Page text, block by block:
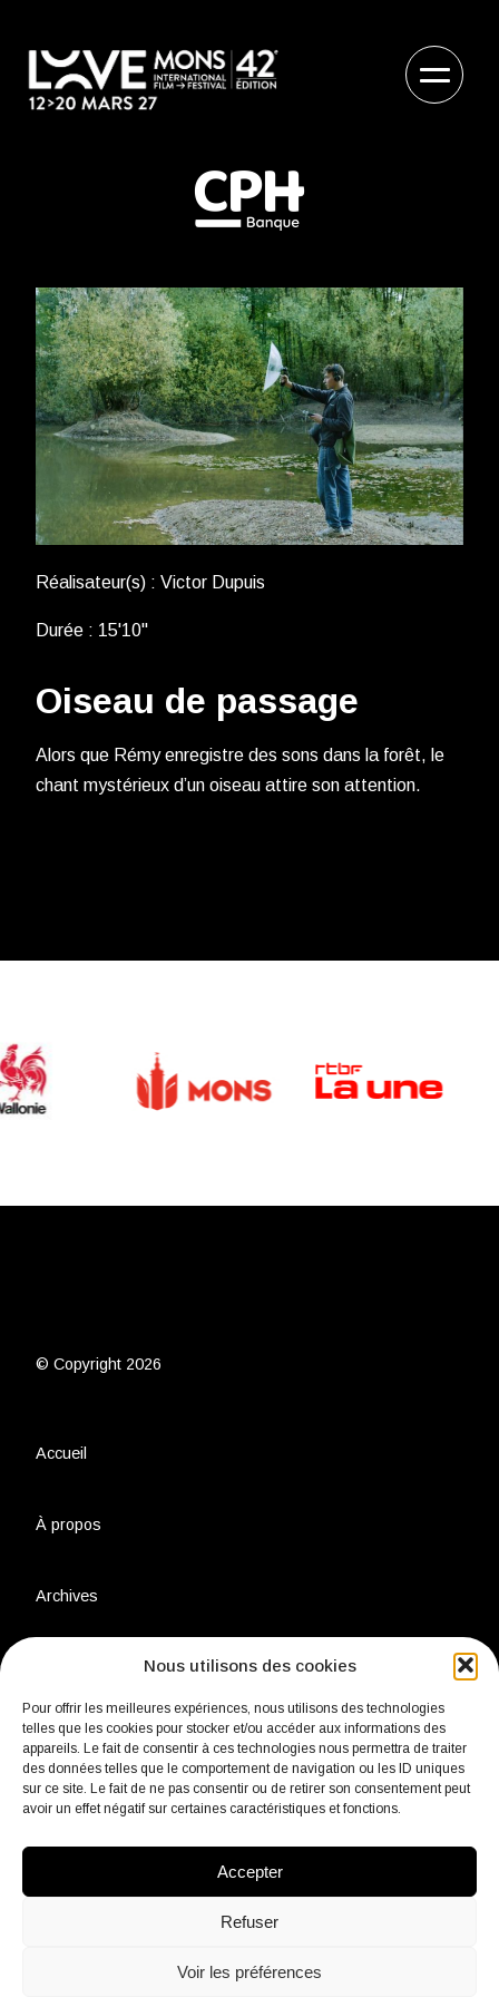
Nous utilisons des cookies
Pour offrir les meilleures expériences, nous utilisons des technologies
telles que les cookies pour stocker et/ou accéder aux informations des
appareils. Le fait de consentir à ces technologies nous permettra de traiter
des données telles que le comportement de navigation ou les ID uniques
sur ce site. Le fait de ne pas consentir ou de retirer son consentement peut
avoir un effet négatif sur certaines caractéristiques et fonctions.
Accepter
Refuser
Voir les préférences
Réalisateur(s) : Victor Dupuis
Durée : 15'10''
Oiseau de passage
Alors que Rémy enregistre des sons dans la forêt, le
chant mystérieux d’un oiseau attire son attention.
© Copyright 2026
Accueil
À propos
Archives
Charte environnementale
Politique de confidentialité
Mentions légales
Linkedin